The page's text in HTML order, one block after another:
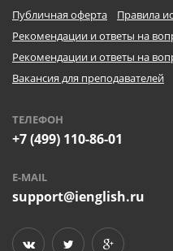
Публичная оферта
Правила
Рекомендации и ответы на
Рекомендации и ответы на
Вакансия для преподавателей
ТЕЛЕФОН
+7 (499) 110-86-01
E-MAIL
support@ienglish.ru